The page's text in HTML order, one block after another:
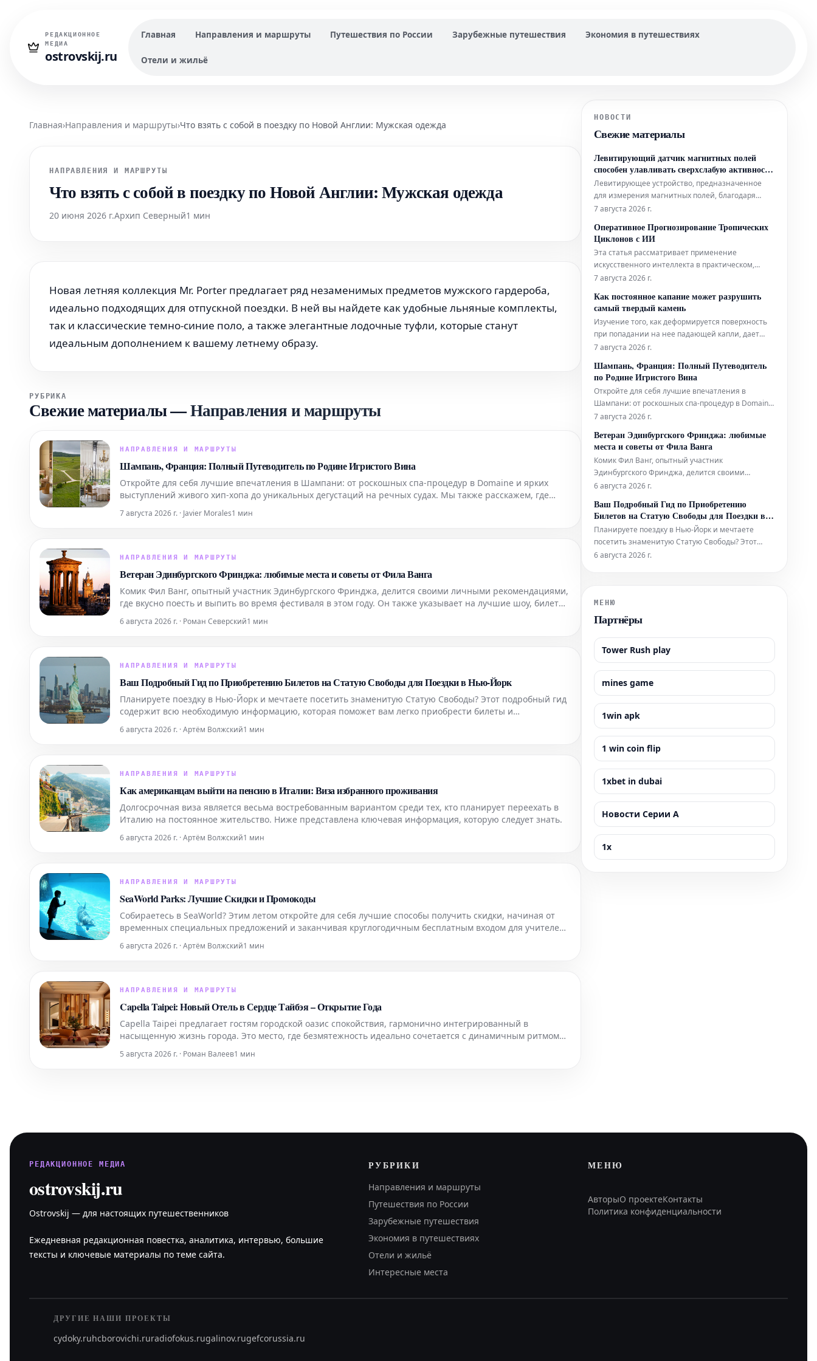
РЕДАКЦИОННОЕ
МЕДИА
ostrovskij.ru
Главная Направления и маршруты Путешествия по России Зарубежные путешествия Экономия в путешествиях
Отели и жильё
Главная›Направления и маршруты›Что взять с собой в поездку по Новой Англии: Мужская одежда
НАПРАВЛЕНИЯ И МАРШРУТЫ
Что взять с собой в поездку по Новой Англии: Мужская одежда
20 июня 2026 г.Архип Северный1 мин
Новая летняя коллекция Mr. Porter предлагает ряд незаменимых предметов мужского гардероба,
идеально подходящих для отпускной поездки. В ней вы найдете как удобные льняные комплекты,
так и классические темно-синие поло, а также элегантные лодочные туфли, которые станут
идеальным дополнением к вашему летнему образу.
РУБРИКА
Свежие материалы—Направления и маршруты
НАПРАВЛЕНИЯ И МАРШРУТЫ
Шампань, Франция: Полный Путеводитель по Родине Игристого Вина
Откройте для себя лучшие впечатления в Шампани: от роскошных спа-процедур в Domaine и ярких
выступлений живого хип-хопа до уникальных дегустаций на речных судах. Мы также расскажем, где
7 августа 2026 г. · Javier Morales1 мин
НАПРАВЛЕНИЯ И МАРШРУТЫ
Ветеран Эдинбургского Фринджа: любимые места и советы от Фила Ванга
Комик Фил Ванг, опытный участник Эдинбургского Фринджа, делится своими личными рекомендациями,
где вкусно поесть и выпить во время фестиваля в этом году. Он также указывает на лучшие шоу, билеты
6 августа 2026 г. · Роман Северский1 мин
НАПРАВЛЕНИЯ И МАРШРУТЫ
Ваш Подробный Гид по Приобретению Билетов на Статую Свободы для Поездки в Нью-Йорк
Планируете поездку в Нью-Йорк и мечтаете посетить знаменитую Статую Свободы? Этот подробный гид
содержит всю необходимую информацию, которая поможет вам легко приобрести билеты и
Узнайте, как забронир
6 августа 2026 г. · Артём Волжский1 мин
НАПРАВЛЕНИЯ И МАРШРУТЫ
Как американцам выйти на пенсию в Италии: Виза избранного проживания
Долгосрочная виза является весьма востребованным вариантом среди тех, кто планирует переехать в
Италию на постоянное жительство. Ниже представлена ключевая информация, которую следует знать.
6 августа 2026 г. · Артём Волжский1 мин
НАПРАВЛЕНИЯ И МАРШРУТЫ
SeaWorld Parks: Лучшие Скидки и Промокоды
Собираетесь в SeaWorld? Этим летом откройте для себя лучшие способы получить скидки, начиная от
временных специальных предложений и заканчивая круглогодичным бесплатным входом для учителей
6 августа 2026 г. · Артём Волжский1 мин
НАПРАВЛЕНИЯ И МАРШРУТЫ
Capella Taipei: Новый Отель в Сердце Тайбэя – Открытие Года
Capella Taipei предлагает гостям городской оазис спокойствия, гармонично интегрированный в
насыщенную жизнь города. Это место, где безмятежность идеально сочетается с динамичным ритмом
5 августа 2026 г. · Роман Валеев1 мин
НОВОСТИ
Свежие материалы
Левитирующий датчик магнитных полей
способен улавливать сверхслабую активность
мозга
Левитирующее устройство, предназначенное
для измерения магнитных полей, благодаря
своей простой конструкции может составить
используемым в биофизических исследованиях.
Помимо этого, новый датчик открывает
интригующие перспективы для применения в
таких
7 августа 2026 г.
Оперативное Прогнозирование Тропических
Циклонов с ИИ
Эта статья рассматривает применение
искусственного интеллекта в практическом,
оперативном прогнозировании тропических
повышения точности и своевременности
прогнозов этих суровых погодных явлений.
7 августа 2026 г.
Как постоянное капание может разрушить
самый твердый камень
Изучение того, как деформируется поверхность
при попадании на нее падающей капли, дает
глубокое понимание эрозионной мощи воды.
7 августа 2026 г.
Шампань, Франция: Полный Путеводитель
по Родине Игристого Вина
Откройте для себя лучшие впечатления в
Шампани: от роскошных спа-процедур в Domaine
и ярких выступлений живого хип-хопа до
также расскажем, где вкусно поесть и комфортно
остановиться в этом легендарном регионе.
7 августа 2026 г.
Ветеран Эдинбургского Фринджа: любимые
места и советы от Фила Ванга
Комик Фил Ванг, опытный участник
Эдинбургского Фринджа, делится своими
личными рекомендациями, где вкусно поесть и
указывает на лучшие шоу, билеты на которые
еще можно забронировать.
6 августа 2026 г.
Ваш Подробный Гид по Приобретению
Билетов на Статую Свободы для Поездки в
Нью-Йорк
Планируете поездку в Нью-Йорк и мечтаете
посетить знаменитую Статую Свободы? Этот
подробный гид содержит всю необходимую
известной достопримечательности. Узнайте, как
забронир
6 августа 2026 г.
МЕНЮ
Партнёры
Tower Rush play
mines game
1win apk
1 win coin flip
1xbet in dubai
Новости Серии А
1x
РЕДАКЦИОННОЕ МЕДИА
ostrovskij.ru
Ostrovskij — для настоящих путешественников
Ежедневная редакционная повестка, аналитика, интервью, большие
тексты и ключевые материалы по теме сайта.
РУБРИКИ
Направления и маршруты
Путешествия по России
Зарубежные путешествия
Экономия в путешествиях
Отели и жильё
Интересные места
МЕНЮ
АвторыО проектеКонтакты
Политика конфиденциальности
ДРУГИЕ НАШИ ПРОЕКТЫ
cydoky.ruhcborovichi.ruradiofokus.rugalinov.rugefcorussia.ru